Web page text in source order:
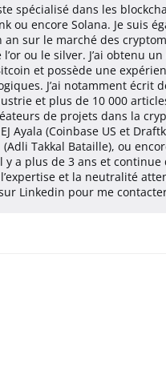
spécialisé dans les
ou encore Solana. Je suis
an sur le marché des
ou le silver. J’ai obtenu
et possède une
J’ai notamment
et plus de 10 000
de projets dans la
Ayala (Coinbase US et
Takkal Bataille), ou
y a plus de 3 ans et
et la neutralité
Linkedin pour me